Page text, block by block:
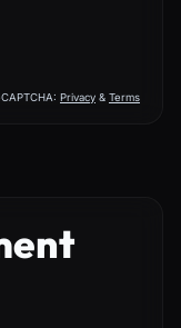
Privacy & Terms